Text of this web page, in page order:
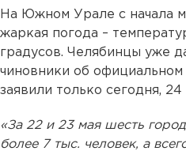
На Южном Урале с начала
жаркая погода –
градусов. Челябинцы уже
чиновники об официальном
заявили только сегодня, 24
«За 22 и 23 мая шесть
более 7 тыс. человек, а